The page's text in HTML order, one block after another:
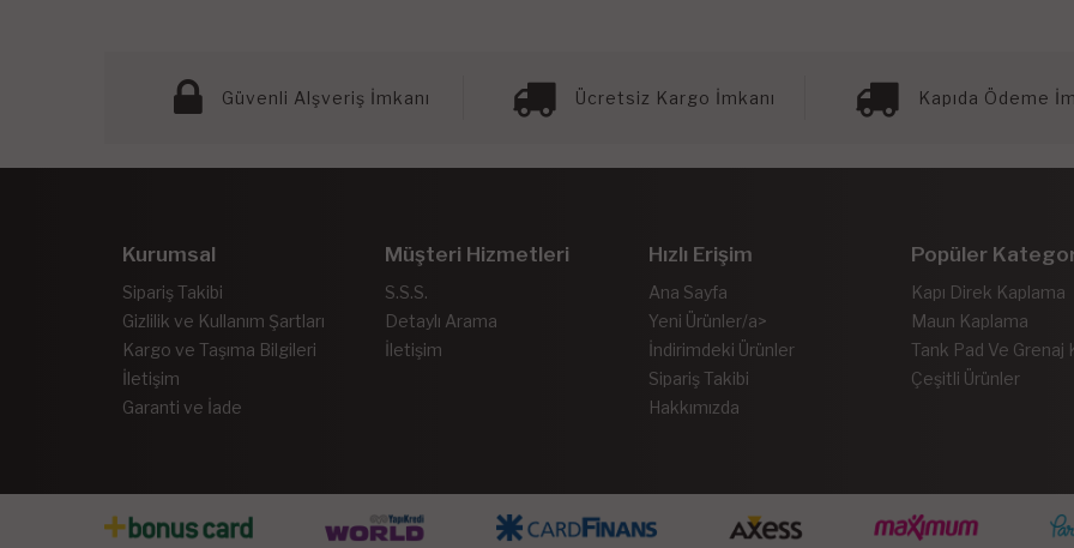
Güvenli Alşveriş İmkanı Ücretsiz Kargo İmkanı Kapıda Ödeme
Kurumsal
Sipariş Takibi
Gizlilik ve Kullanım Şartları
Kargo ve Taşıma Bilgileri
İletişim
Garanti ve İade
Müşteri Hizmetleri
S.S.S.
Detaylı Arama
İletişim
Hızlı Erişim
Ana Sayfa
Yeni Ürünler/a>
İndirimdeki Ürünler
Sipariş Takibi
Hakkımızda
Popüler
Kapı Direk Kaplama
Maun Kaplama
Tank Pad Ve Grenaj
Çeşitli Ürünler